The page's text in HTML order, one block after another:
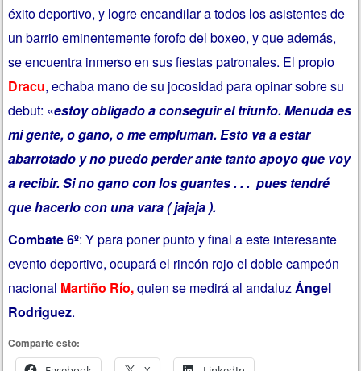
éxito deportivo, y logre encandilar a todos los asistentes de
un barrio eminentemente forofo del boxeo, y que además,
se encuentra inmerso en sus fiestas patronales. El propio
Dracu, echaba mano de su jocosidad para opinar sobre su
debut: «estoy obligado a conseguir el triunfo. Menuda es
mi gente, o gano, o me empluman. Esto va a estar
abarrotado y no puedo perder ante tanto apoyo que voy
a recibir. Si no gano con los guantes . . . pues tendré
que hacerlo con una vara ( jajaja ).
Combate 6º: Y para poner punto y final a este interesante
evento deportivo, ocupará el rincón rojo el doble campeón
nacional Martiño Río,quien se medirá al andaluzÁngel
Rodriguez.
Comparte esto: